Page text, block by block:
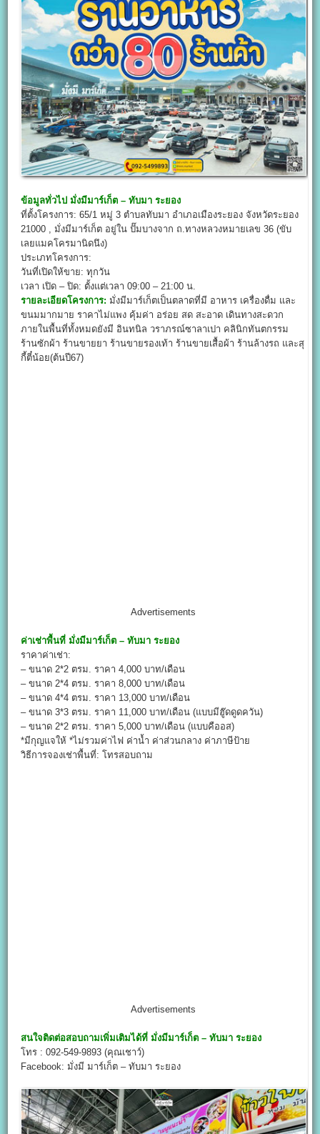
ข้อมูลทั่วไป มั่งมีมาร์เก็ต – ทับมา ระยอง
ที่ตั้งโครงการ: 65/1 หมู่ 3 ตำบลทับมา อำเภอเมืองระยอง จังหวัดระยอง
21000 , มั่งมีมาร์เก็ต อยู่ใน ปั๊มบางจาก ถ.ทางหลวงหมายเลข 36 (ขับ
เลยแมคโครมานิดนึง)
ประเภทโครงการ:
วันที่เปิดให้ขาย: ทุกวัน
เวลา เปิด – ปิด: ตั้งแต่เวลา 09:00 – 21:00 น.
รายละเอียดโครงการ: มั่งมีมาร์เก็ตเป็นตลาดที่มี อาหาร เครื่องดื่ม และ
ขนมมากมาย ราคาไม่แพง คุ้มค่า อร่อย สด สะอาด เดินทางสะดวก
ภายในพื้นที่ทั้งหมดยังมี อินทนิล วราภรณ์ซาลาเปา คลินิกทันตกรรม
ร้านซักผ้า ร้านขายยา ร้านขายรองเท้า ร้านขายเสื้อผ้า ร้านล้างรถ และสุ
กี้ตี๋น้อย(ต้นปี67)
Advertisements
ค่าเช่าพื้นที่ มั่งมีมาร์เก็ต – ทับมา ระยอง
ราคาค่าเช่า:
– ขนาด 2*2 ตรม. ราคา 4,000 บาท/เดือน
– ขนาด 2*4 ตรม. ราคา 8,000 บาท/เดือน
– ขนาด 4*4 ตรม. ราคา 13,000 บาท/เดือน
– ขนาด 3*3 ตรม. ราคา 11,000 บาท/เดือน (แบบมีฮู๊ดดูดควัน)
– ขนาด 2*2 ตรม. ราคา 5,000 บาท/เดือน (แบบคืออส)
*มีกุญแจให้ *ไม่รวมค่าไฟ ค่าน้ำ ค่าส่วนกลาง ค่าภาษีป้าย
วิธีการจองเช่าพื้นที่: โทรสอบถาม
Advertisements
สนใจติดต่อสอบถามเพิ่มเติมได้ที่ มั่งมีมาร์เก็ต – ทับมา ระยอง
โทร : 092-549-9893 (คุณเชาว์)
Facebook: มั่งมี มาร์เก็ต – ทับมา ระยอง